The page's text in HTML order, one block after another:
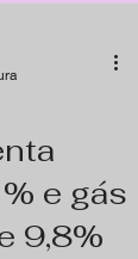
e gás
9,8%